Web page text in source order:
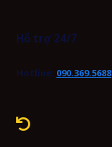
Hỗ trợ 24/7
Hotline: 090.369.5688